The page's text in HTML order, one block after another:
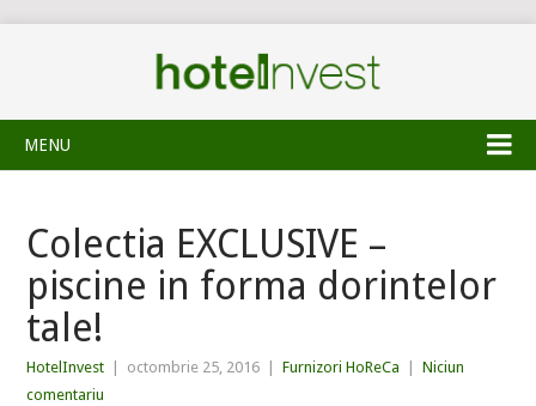
MENU
Colectia EXCLUSIVE –
piscine in forma dorintelor
tale!
HotelInvest octombrie 25, 2016 Furnizori HoReCa
Niciun
comentariu